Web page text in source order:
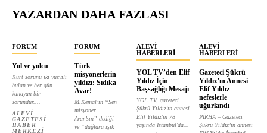
YAZARDAN DAHA FAZLASI
FORUM
Yol ve yolcu
Kürt sorunu iki yüzyılı
bulan ve her gün
kanayan bir
sorundur....
ALEVI
GAZETESI
HABER
MERKEZI
FORUM
Türk
misyonerlerin
yıldızı: Sıdıka
Avar!
M.Kemal’in “Sen
misyoner
Avar’sın” dediği
ve “dağlara ışık
ALEVI
HABERLERI
YOL TV’den Elif
Yıldız İçin
Başsağlığı Mesajı
YOL TV, gazeteci
Şükrü Yıldız'ın annesi
Elif Yıldız'ın 78
yaşında İstanbul'da...
ALEVI
HABERLERI
Gazeteci Şükrü
Yıldız’ın Annesi
Elif Yıldız
nefeslerle
uğurlandı
PİRHA – Gazeteci
Şükrü Yıldız’ın annesi